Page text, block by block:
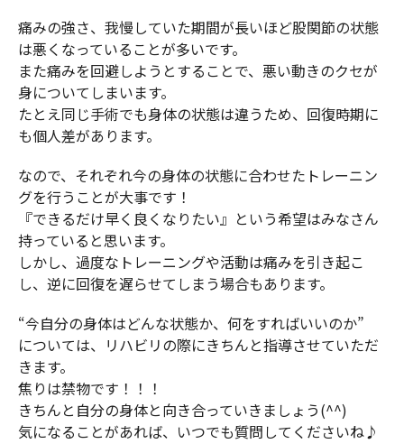
痛みの強さ、我慢していた期間が長いほど股関節の状態
は悪くなっていることが多いです。
また痛みを回避しようとすることで、悪い動きのクセが
身についてしまいます。
たとえ同じ手術でも身体の状態は違うため、回復時期に
も個人差があります。
なので、それぞれ今の身体の状態に合わせたトレーニン
グを行うことが大事です！
『できるだけ早く良くなりたい』という希望はみなさん
持っていると思います。
しかし、過度なトレーニングや活動は痛みを引き起こ
し、逆に回復を遅らせてしまう場合もあります。
“今自分の身体はどんな状態か、何をすればいいのか”
については、リハビリの際にきちんと指導させていただ
きます。
焦りは禁物です！！！
きちんと自分の身体と向き合っていきましょう(^^)
気になることがあれば、いつでも質問してくださいね♪